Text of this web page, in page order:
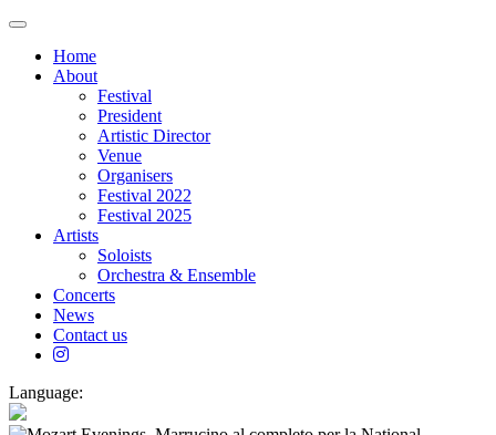
Toggle
navigationHome
About
Festival
President
Artistic Director
Venue
Organisers
Festival 2022
Festival 2025
Artists
Soloists
Orchestra & Ensemble
Concerts
News
Contact us
Language: